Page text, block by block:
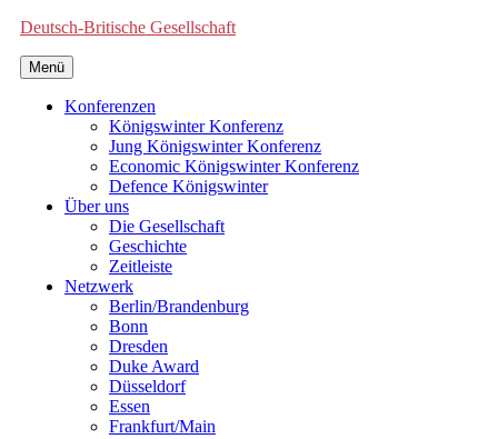
Deutsch-Britische Gesellschaft
Menü
Konferenzen
Königswinter Konferenz
Jung Königswinter Konferenz
Economic Königswinter Konferenz
Defence Königswinter
Über uns
Die Gesellschaft
Geschichte
Zeitleiste
Netzwerk
Berlin/Brandenburg
Bonn
Dresden
Duke Award
Düsseldorf
Essen
Frankfurt/Main